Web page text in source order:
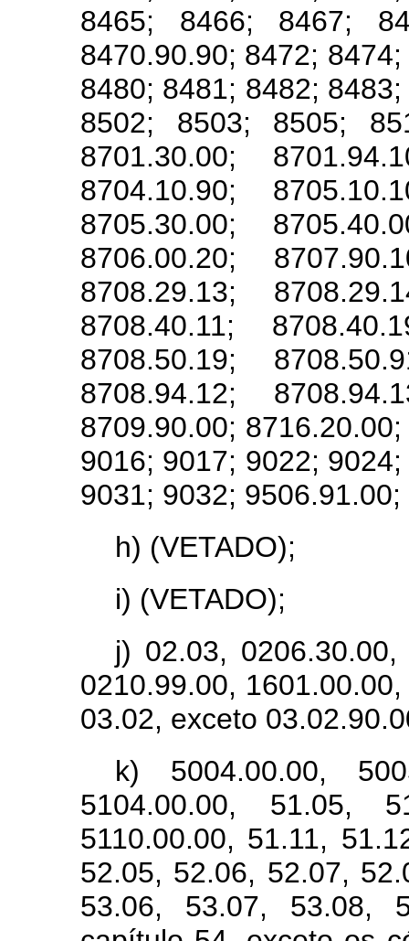
8465; 8466; 8467;
8470.90.90; 8472;
8480; 8481; 8482;
8502; 8503; 8505;
8701.30.00;
8704.10.90;
8705.30.00;
8706.00.20;
8708.29.13;
8708.40.11;
8708.50.19;
8708.94.12;
8709.90.00;
9016; 9017; 9022;
9031; 9032;
h) (VETADO);
i) (VETADO);
j) 02.03,
0210.99.00,
03.02, exceto
k) 5004.00.00,
5104.00.00, 51.05,
5110.00.00, 51.11,
52.05, 52.06, 52.07,
53.06, 53.07, 53.08,